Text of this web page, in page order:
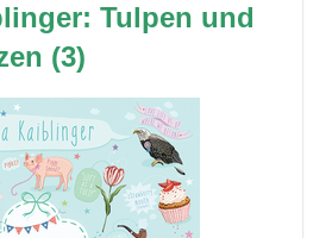
Tulpen und
(3)